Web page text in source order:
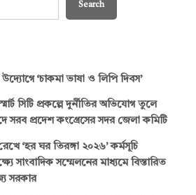
Search
‘চাকমা ভাষা ও লিপি দিবস’
সিটি প্রকল্পে দুর্নীতির অভিযোগ তুলে
সরব প্রদেশ কংগ্রেসের সদর জেলা কমিটি
‘হর ঘর তিরঙ্গা ২০২৬’ কর্মসূচি
সাংবাদিক সম্মেলনের মাধ্যমে বিস্তারিত
সরকার